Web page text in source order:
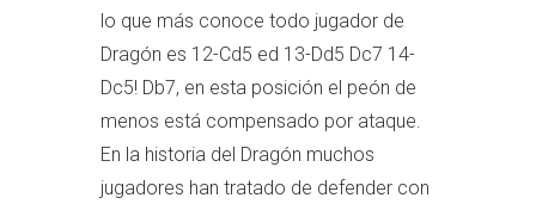
lo que más conoce todo jugador de
Dragón es 12-Cd5 ed 13-Dd5 Dc7 14-
Dc5! Db7, en esta posición el peón de
menos está compensado por ataque.
En la historia del Dragón muchos
jugadores han tratado de defender con